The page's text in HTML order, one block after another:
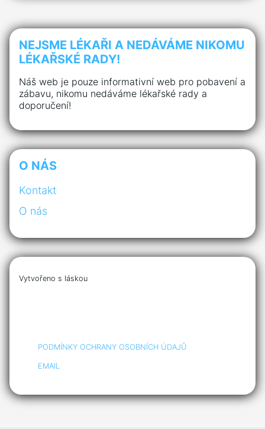
NEJSME LÉKAŘI A NEDÁVÁME NIKOMU
LÉKAŘSKÉ RADY!
Náš web je pouze informativní web pro pobavení a
zábavu, nikomu nedáváme lékařské rady a
doporučení!
O NÁS
Kontakt
O nás
Vytvořeno s láskou
PODMÍNKY OCHRANY OSOBNÍCH ÚDAJŮ
EMAIL